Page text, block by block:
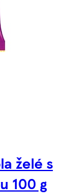
želé s
100 g